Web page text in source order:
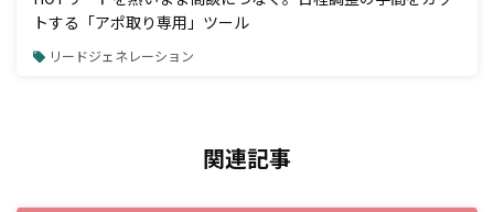
トする「アポ取り専用」ツール
リードジェネレーション
関連記事